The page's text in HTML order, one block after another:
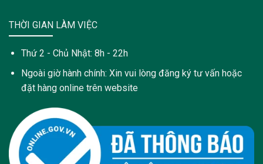
THỜI GIAN LÀM VIỆC
Thứ 2 - Chủ Nhật: 8h - 22h
Ngoài giờ hành chính: Xin vui lòng đăng ký tư vấn hoặc
đặt hàng online trên website